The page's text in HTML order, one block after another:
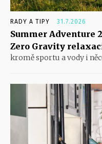
RADY A TIPY 31.7.2026
Summer Adventure
Zero Gravity
kromě sportu a vody i